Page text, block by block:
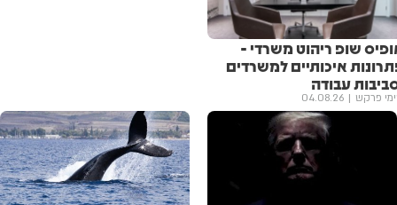
שופ ריהוט משרדי -
איכותיים למשרדים
עבודה
פרקש 04.08.26